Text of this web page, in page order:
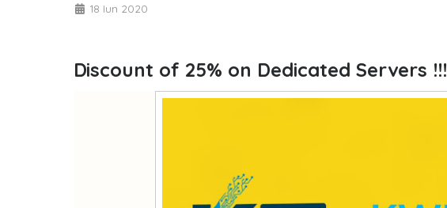
18 Iun 2020
Discount of 25% on Dedicated Servers !!!